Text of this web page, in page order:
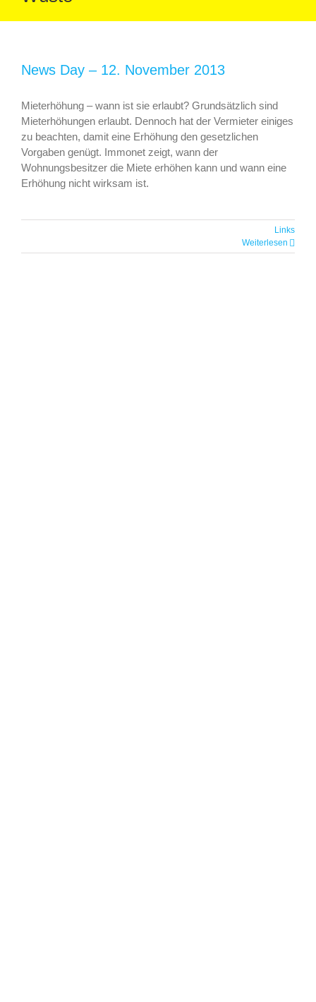
News Day – 12. November 2013
Mieterhöhung – wann ist sie erlaubt? Grundsätzlich sind
Mieterhöhungen erlaubt. Dennoch hat der Vermieter einiges
zu beachten, damit eine Erhöhung den gesetzlichen
Vorgaben genügt. Immonet zeigt, wann der
Wohnungsbesitzer die Miete erhöhen kann und wann eine
Erhöhung nicht wirksam ist.
Links
Weiterlesen